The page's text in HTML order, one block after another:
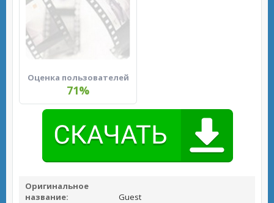
Оценка пользователей
71%
Оригинальное
название:
Guest